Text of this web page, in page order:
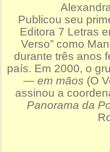
Publicou seu
Editora 7 Letras
Verso” como
durante três anos
país. Em 2000, o
— em mãos (O
assinou a
Panorama da